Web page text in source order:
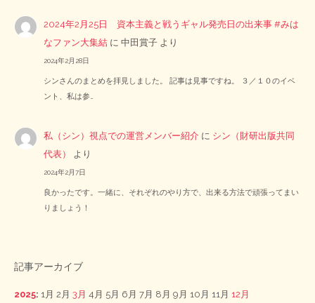
2024年2月25日 資本主義と戦うギャル発売日の出来事 #みは
なファン大集結 に中田賞子 より
2024年2月28日
シンさんのまとめを拝見しました。 記事は見事ですね。 ３／１０のイベ
ント、私は参…
私（シン）視点での運営メンバー紹介 に シン（財研出版共同
代表）
より
2024年2月7日
良かったです。一緒に、それぞれのやり方で、出来る方法で頑張ってまい
りましょう！
記事アーカイブ
2025: 1月 2月 3月 4月 5月 6月 7月 8月 9月 10月 11月 12月